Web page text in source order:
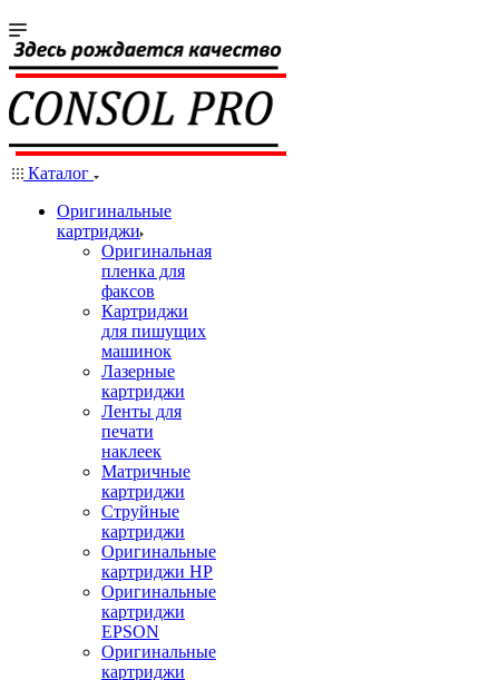
Каталог
Оригинальные
картриджи
Оригинальная
пленка для
факсов
Картриджи
для пишущих
машинок
Лазерные
картриджи
Ленты для
печати
наклеек
Матричные
картриджи
Струйные
картриджи
Оригинальные
картриджи HP
Оригинальные
картриджи
EPSON
Оригинальные
картриджи